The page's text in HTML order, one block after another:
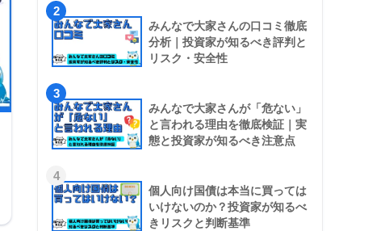
2
みんなで大家さんの口コミ徹底
分析｜投資家が知るべき評判と
リスク・安全性
3
みんなで大家さんが「危ない」
と言われる理由を徹底検証｜実
態と投資家が知るべき注意点
4
個人向け国債は本当に買っては
いけないのか？投資家が知るべ
きリスクと判断基準